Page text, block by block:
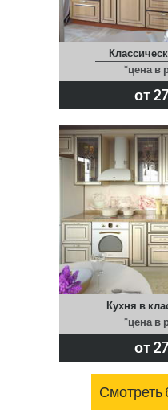
*цена в
от
Кухня в
*цена в
от
Смотреть